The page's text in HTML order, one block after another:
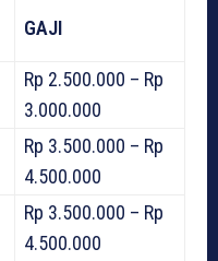
GAJI
Rp 2.500.000 – Rp
3.000.000
Rp 3.500.000 – Rp
4.500.000
Rp 3.500.000 – Rp
4.500.000